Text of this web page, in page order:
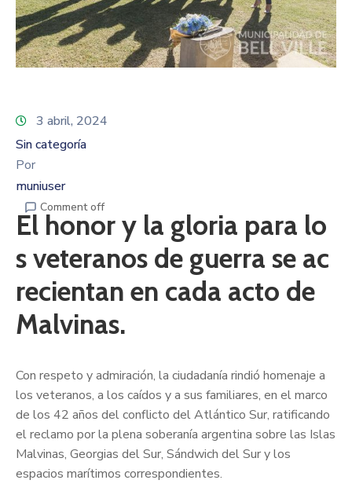
3 abril, 2024
Sin categoría
Por
muniuser
Comment off
El honor y la gloria para lo
s veteranos de guerra se ac
recientan en cada acto de
Malvinas.
Con respeto y admiración, la ciudadanía rindió homenaje a
los veteranos, a los caídos y a sus familiares, en el marco
de los 42 años del conflicto del Atlántico Sur, ratificando
el reclamo por la plena soberanía argentina sobre las Islas
Malvinas, Georgias del Sur, Sándwich del Sur y los
espacios marítimos correspondientes.